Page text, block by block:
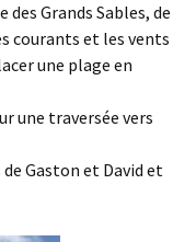
Grands Sables, de
courants et les vents
une plage en
une traversée vers
Gaston et David et